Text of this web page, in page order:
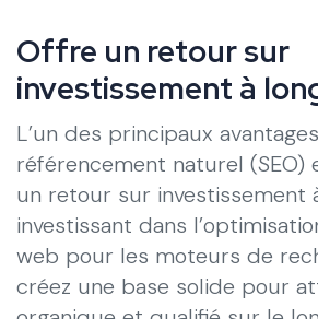
Offre un retour sur
investissement à
L’un des principaux
référencement naturel (SEO)
un retour sur investissement
investissant dans
web pour les moteurs de
créez une base solide pour